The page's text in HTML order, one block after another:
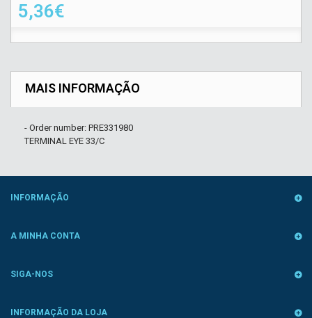
5,36€
MAIS INFORMAÇÃO
- Order number: PRE331980
TERMINAL EYE 33/C
INFORMAÇÃO
A MINHA CONTA
SIGA-NOS
INFORMAÇÃO DA LOJA